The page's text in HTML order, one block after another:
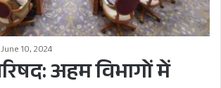
June 10, 2024
अहम विभागों में